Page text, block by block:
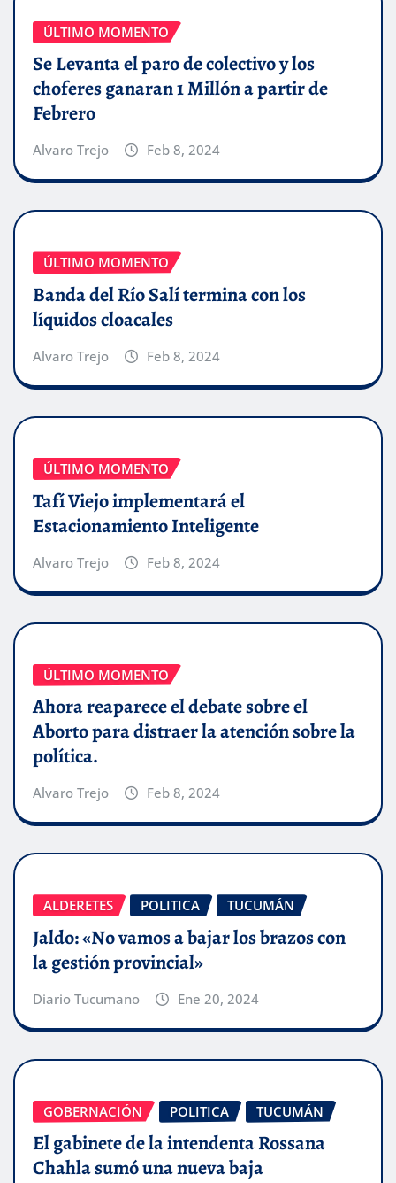
ÚLTIMO MOMENTO
Se Levanta el paro de colectivo y los
choferes ganaran 1 Millón a partir de
Febrero
Alvaro Trejo Feb 8, 2024
ÚLTIMO MOMENTO
Banda del Río Salí termina con los
líquidos cloacales
Alvaro Trejo Feb 8, 2024
ÚLTIMO MOMENTO
Tafí Viejo implementará el
Estacionamiento Inteligente
Alvaro Trejo Feb 8, 2024
ÚLTIMO MOMENTO
Ahora reaparece el debate sobre el
Aborto para distraer la atención sobre la
política.
Alvaro Trejo Feb 8, 2024
ALDERETES POLITICA TUCUMÁN
Jaldo: «No vamos a bajar los brazos con
la gestión provincial»
Diario Tucumano Ene 20, 2024
GOBERNACIÓN POLITICA TUCUMÁN
El gabinete de la intendenta Rossana
Chahla sumó una nueva baja